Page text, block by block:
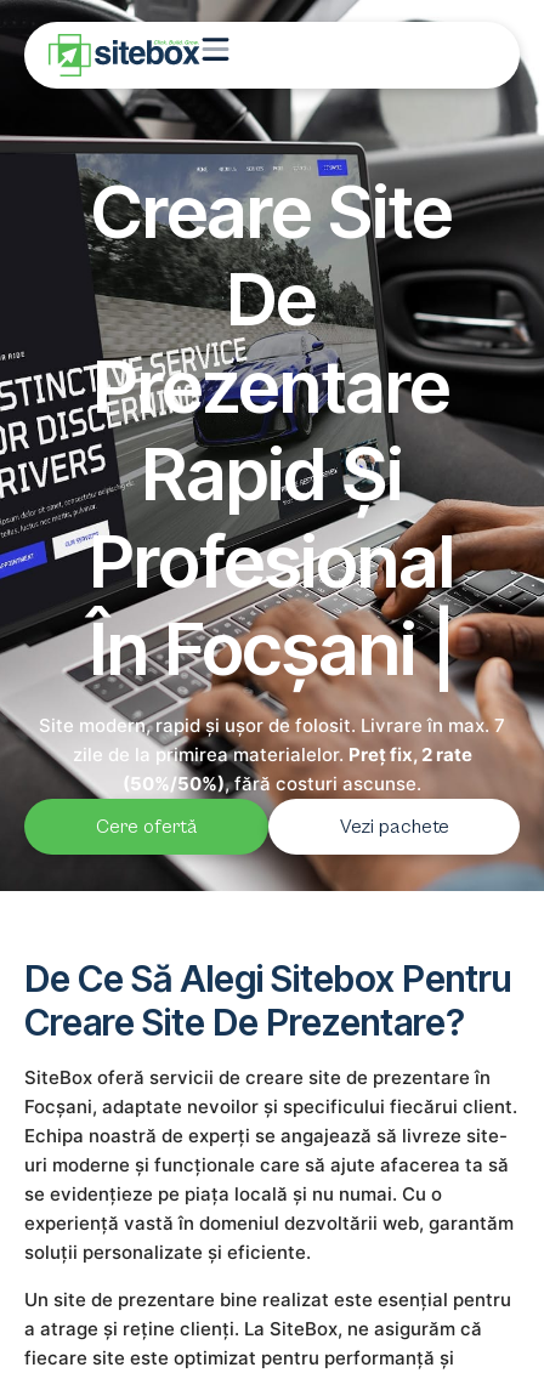
Creare Site
De
Prezentare
Rapid Și
Profesional
În Focșani |
Site modern, rapid și ușor de folosit. Livrare în max. 7
zile de la primirea materialelor. Preț fix, 2 rate
(50%/50%), fără costuri ascunse.
Cere ofertă Vezi pachete
De Ce Să Alegi Sitebox Pentru
Creare Site De Prezentare?
SiteBox oferă servicii de creare site de prezentare în
Focșani, adaptate nevoilor și specificului fiecărui client.
Echipa noastră de experți se angajează să livreze site-
uri moderne și funcționale care să ajute afacerea ta să
se evidențieze pe piața locală și nu numai. Cu o
experiență vastă în domeniul dezvoltării web, garantăm
soluții personalizate și eficiente.
Un site de prezentare bine realizat este esențial pentru
a atrage și reține clienți. La SiteBox, ne asigurăm că
fiecare site este optimizat pentru performanță și